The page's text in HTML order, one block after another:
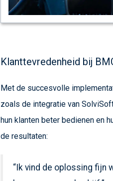
Klanttevredenheid bij
Met de succesvolle
zoals de integratie van
hun klanten beter bedienen en
de resultaten:
“Ik vind de oplossing fijn